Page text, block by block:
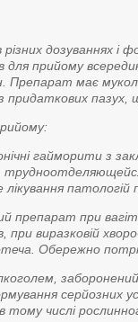
різних дозуваннях і
для прийому
Препарат має
придаткових пазух,
гайморити з
лікування патологій
препарат при
при виразковій
Обережно
серйозних
числі